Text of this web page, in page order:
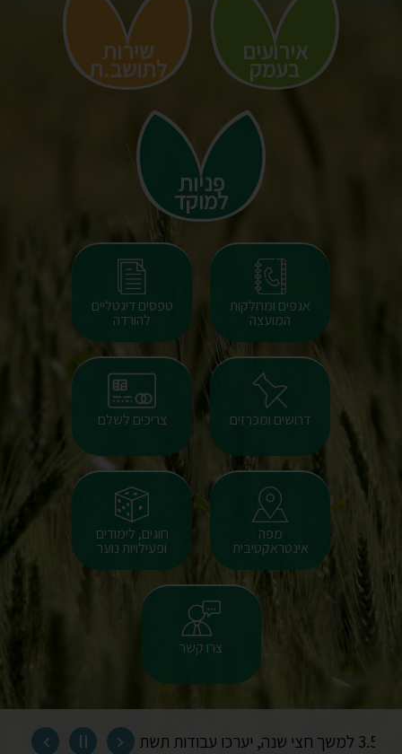
אירועים
בעמק
שירות
לתושב.ת
פניות
למוקד
שירותים בקליק
אגפים ומחלקות
המועצה
טפסים דיגטליים
להורדה
דרושים ומכרזים צריכים לשלם
מפה
אינטראקטיבית
חוגים, לימודים
ופעילויות נוער
צרו קשר
הקודם